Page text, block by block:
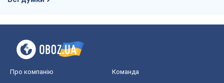
Про компанію Команда